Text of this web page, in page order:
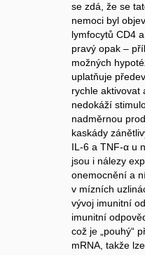
se zdá, že se
nemoci byl
lymfocytů CD4
pravý opak –
možných
uplatňuje
rychle aktivovat
nedokáží
nadměrnou
kaskády
IL-6 a TNF-α u
jsou i nálezy
onemocnění a
v mízních
vývoj imunitní
imunitní
což je „pouhý“
mRNA, takže